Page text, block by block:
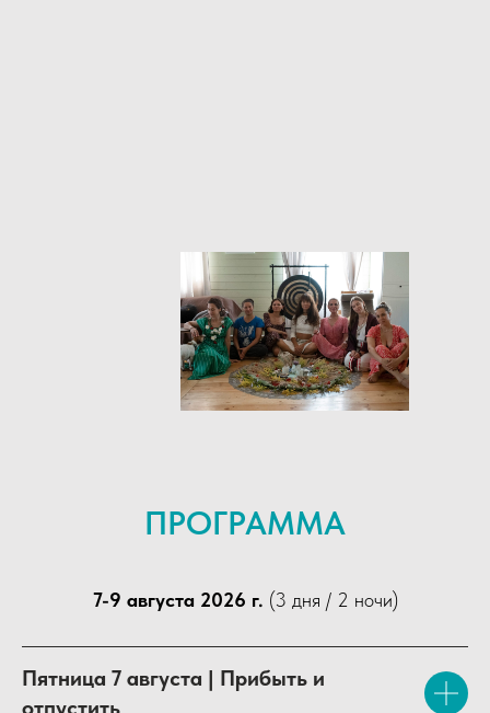
ПРОГРАММА
7-9 августа 2026 г. (3 дня / 2 ночи)
Пятница 7 августа | Прибыть и